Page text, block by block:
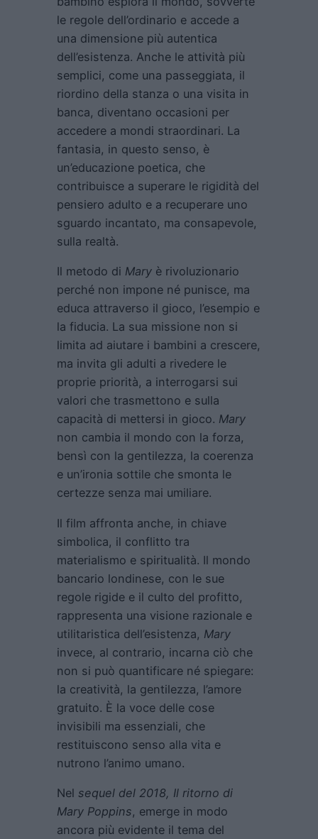
le regole dell’ordinario e accede a
una dimensione più autentica
dell’esistenza. Anche le attività più
semplici, come una passeggiata, il
riordino della stanza o una visita in
banca, diventano occasioni per
accedere a mondi straordinari. La
fantasia, in questo senso, è
un’educazione poetica, che
contribuisce a superare le rigidità del
pensiero adulto e a recuperare uno
sguardo incantato, ma consapevole,
sulla realtà.
Il metodo di Mary è rivoluzionario
perché non impone né punisce, ma
educa attraverso il gioco, l’esempio e
la fiducia. La sua missione non si
limita ad aiutare i bambini a crescere,
ma invita gli adulti a rivedere le
proprie priorità, a interrogarsi sui
valori che trasmettono e sulla
capacità di mettersi in gioco. Mary
non cambia il mondo con la forza,
bensì con la gentilezza, la coerenza
e un’ironia sottile che smonta le
certezze senza mai umiliare.
Il film affronta anche, in chiave
simbolica, il conflitto tra
materialismo e spiritualità. Il mondo
bancario londinese, con le sue
regole rigide e il culto del profitto,
rappresenta una visione razionale e
utilitaristica dell’esistenza, Mary
invece, al contrario, incarna ciò che
non si può quantificare né spiegare:
la creatività, la gentilezza, l’amore
gratuito. È la voce delle cose
invisibili ma essenziali, che
restituiscono senso alla vita e
nutrono l’animo umano.
Nel sequel del 2018, Il ritorno di
Mary Poppins, emerge in modo
ancora più evidente il tema del